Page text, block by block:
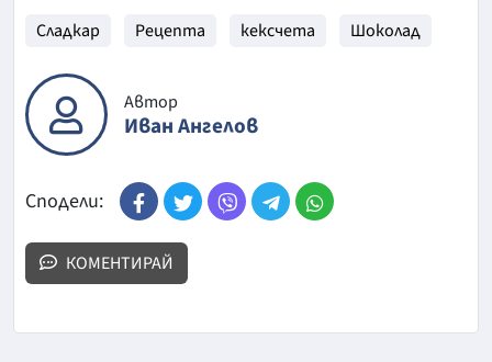
Сладкар
Рецепта кексчета Шоколад
Автор
Иван Ангелов
Сподели:
КОМЕНТИРАЙ